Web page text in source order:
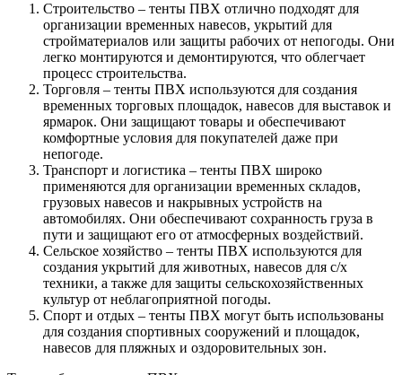
Строительство – тенты ПВХ отлично подходят для
организации временных навесов, укрытий для
стройматериалов или защиты рабочих от непогоды. Они
легко монтируются и демонтируются, что облегчает
процесс строительства.
Торговля – тенты ПВХ используются для создания
временных торговых площадок, навесов для выставок и
ярмарок. Они защищают товары и обеспечивают
комфортные условия для покупателей даже при
непогоде.
Транспорт и логистика – тенты ПВХ широко
применяются для организации временных складов,
грузовых навесов и накрывных устройств на
автомобилях. Они обеспечивают сохранность груза в
пути и защищают его от атмосферных воздействий.
Сельское хозяйство – тенты ПВХ используются для
создания укрытий для животных, навесов для с/х
техники, а также для защиты сельскохозяйственных
культур от неблагоприятной погоды.
Спорт и отдых – тенты ПВХ могут быть использованы
для создания спортивных сооружений и площадок,
навесов для пляжных и оздоровительных зон.